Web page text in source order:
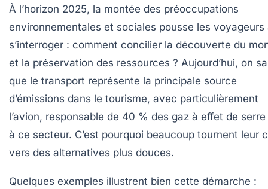
À l’horizon 2025, la montée des préoccupations
environnementales et sociales pousse les voyageurs
s’interroger : comment concilier la découverte du
et la préservation des ressources ? Aujourd’hui, on
que le transport représente la principale source
d’émissions dans le tourisme, avec particulièrement
l’avion, responsable de 40 % des gaz à effet de serre
à ce secteur. C’est pourquoi beaucoup tournent leur
vers des alternatives plus douces.
Quelques exemples illustrent bien cette démarche :